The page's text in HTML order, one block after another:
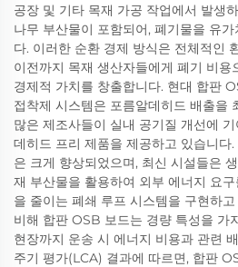
공장 및 기타 목재 가공 작업에서 발생
나무 부산물이 포함되어, 폐기물을 유
다. 이러한 순환 경제 방식은 전체적인
이전까지 목재 생산자들에게 폐기 비용
경제적 가치를 창출합니다. 현대 합판
접착제 시스템은 포름알데히드 배출을
많은 제조사들이 실내 공기질 개선에
데히드 프리 제품을 제공하고 있습니다
은 크게 향상되었으며, 최신 시설들은
재 부산물을 활용하여 외부 에너지 요
을 줄이는 폐쇄 루프 시스템을 구현하
비해 합판 OSB 보드는 경량 특성을 가
현장까지 운송 시 에너지 비용과 관련
주기 평가(LCA) 결과에 따르면, 합판